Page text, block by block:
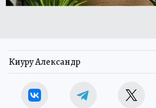
Киуру Александр